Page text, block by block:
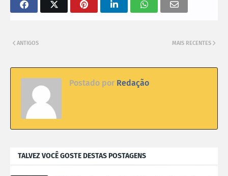
MAIS RECENTES
ANTIGOS
Postado por Redação
TALVEZ VOCÊ GOSTE DESTAS POSTAGENS